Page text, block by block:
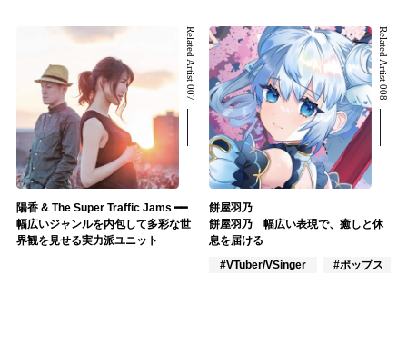
Related Artist 007
陽香 & The Super Traffic Jams ━━
幅広いジャンルを内包して多彩な世
界観を見せる実力派ユニット
Related Artist 008
餅屋羽乃
餅屋羽乃 幅広い表現で、癒しと休
息を届ける
#VTuber/VSinger
#ポップス